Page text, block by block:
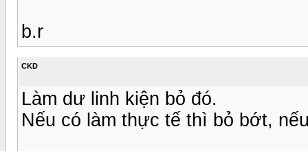
b.r
CKD
Làm dư linh kiện bỏ đó.
Nếu có làm thực tế thì bỏ bớt,